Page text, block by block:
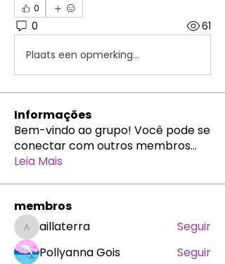
0
0 61
Plaats een opmerking...
Informações
Bem-vindo ao grupo! Você pode se
conectar com outros membros...
Leia Mais
membros
aillaterra
aillaterra
Seguir
Pollyanna Gois
Seguir